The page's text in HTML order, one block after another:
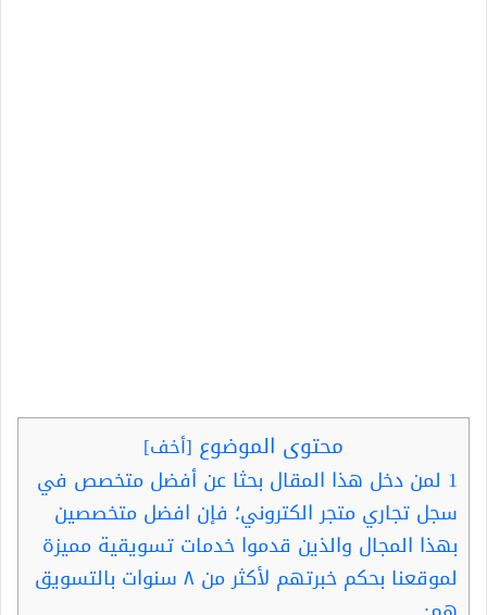
محتوى الموضوع [أخف]
1 لمن دخل هذا المقال بحثا عن أفضل متخصص في
سجل تجاري متجر الكتروني؛ فإن افضل متخصصين
بهذا المجال والذين قدموا خدمات تسويقية مميزة
لموقعنا بحكم خبرتهم لأكثر من ٨ سنوات بالتسويق